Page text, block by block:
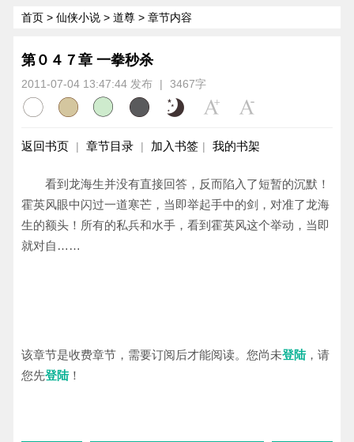
首页 > 仙侠小说 > 道尊 > 章节内容
第０４７章 一拳秒杀
2011-07-04 13:47:44 发布 | 3467字
返回书页 | 章节目录 | 加入书签 | 我的书架
看到龙海生并没有直接回答，反而陷入了短暂的沉默！
霍英风眼中闪过一道寒芒，当即举起手中的剑，对准了龙海
生的额头！所有的私兵和水手，看到霍英风这个举动，当即
就对自……
该章节是收费章节，需要订阅后才能阅读。您尚未登陆，请
您先登陆！